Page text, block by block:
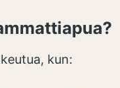
kun: